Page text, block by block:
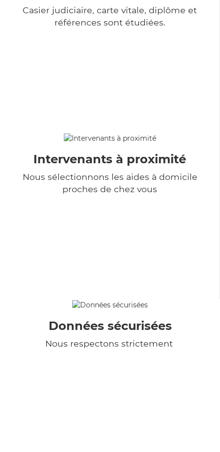
Casier judiciaire, carte vitale, diplôme et
références sont étudiées.
Intervenants à proximité
Nous sélectionnons les aides à domicile
proches de chez vous
Données sécurisées
Nous respectons strictement